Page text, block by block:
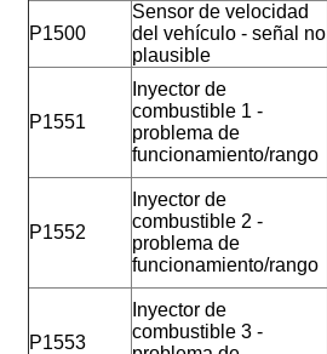
P1500
Sensor de velocidad
del vehículo - señal no
plausible
P1551
Inyector de
combustible 1 -
problema de
funcionamiento/rango
P1552
Inyector de
combustible 2 -
problema de
funcionamiento/rango
P1553
Inyector de
combustible 3 -